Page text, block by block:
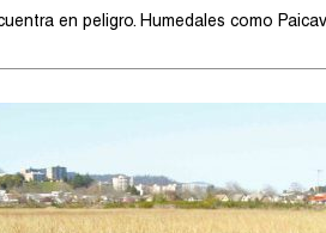
en peligro. Humedales como